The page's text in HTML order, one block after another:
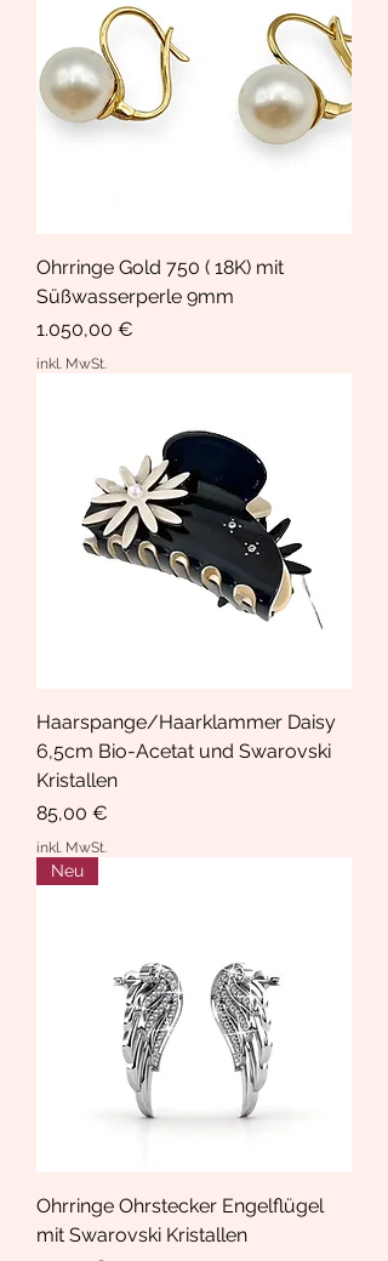
Ohrringe Gold 750 ( 18K) mit
Süßwasserperle 9mm
Preis
1.050,00 €
inkl. MwSt.
Haarspange/Haarklammer Daisy
6,5cm Bio-Acetat und Swarovski
Kristallen
Preis
85,00 €
inkl. MwSt.
Neu
Ohrringe Ohrstecker Engelflügel
mit Swarovski Kristallen